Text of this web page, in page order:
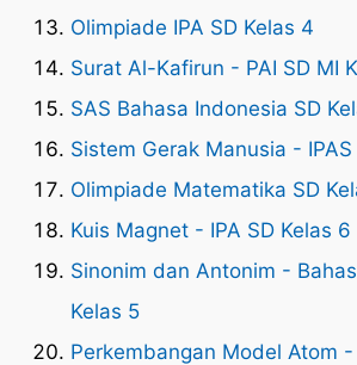
Olimpiade IPA SD Kelas 4
Surat Al-Kafirun - PAI SD MI
SAS Bahasa Indonesia SD
Sistem Gerak Manusia - IPAS
Olimpiade Matematika SD
Kuis Magnet - IPA SD Kelas 6
Sinonim dan Antonim -
Kelas 5
Perkembangan Model Atom